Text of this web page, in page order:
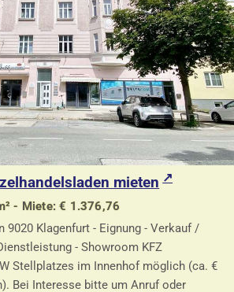
mieten
- Miete: € 1.376,76
9020 Klagenfurt - Eignung - Verkauf /
- Showroom KFZ
Stellplatzes im Innenhof möglich (ca. €
Bei Interesse bitte um Anruf oder